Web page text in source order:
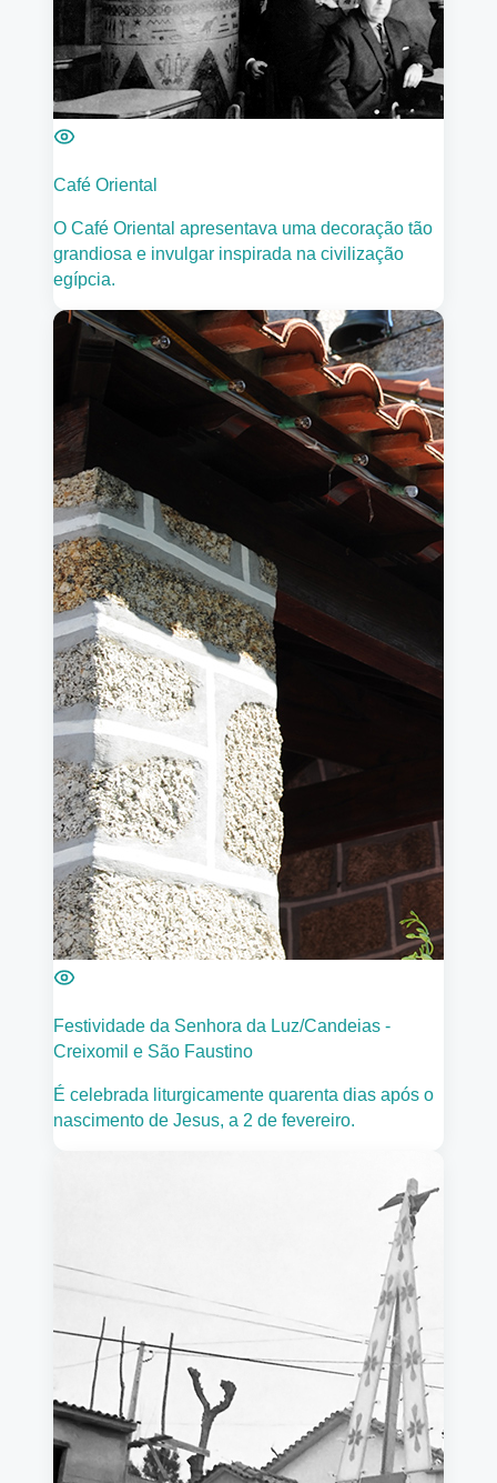
Café Oriental
O Café Oriental apresentava uma decoração tão
grandiosa e invulgar inspirada na civilização
egípcia.
Festividade da Senhora da Luz/Candeias -
Creixomil e São Faustino
É celebrada liturgicamente quarenta dias após o
nascimento de Jesus, a 2 de fevereiro.